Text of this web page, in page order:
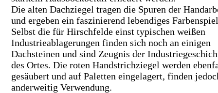
Die alten Dachziegel tragen die Spuren der
und ergeben ein faszinierend lebendiges
Selbst die für Hirschfelde einst typischen weißen
Industrieablagerungen finden sich noch an einigen
Dachsteinen und sind Zeugnis der
des Ortes. Die roten Handstrichziegel werden
gesäubert und auf Paletten eingelagert, finden
anderweitig Verwendung.